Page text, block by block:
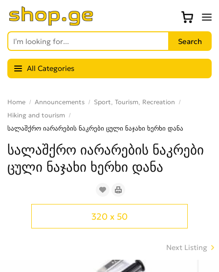
All Categories
Home Announcements
Sport, Tourism, Recreation
Hiking and tourism
სალაშქრო იარარების ნაკრები ცული ნაჯახი ხერხი დანა
სალაშქრო იარარების ნაკრები
ცული ნაჯახი ხერხი დანა
320 x 50
Next Listing